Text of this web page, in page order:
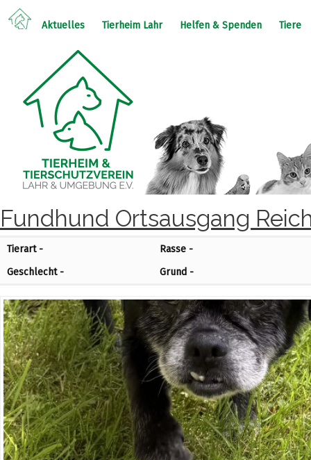
Aktuelles Tierheim Lahr Helfen & Spenden Tiere
Fundhund Ortsausgang
Tierart -
Rasse -
Geschlecht -
Grund -